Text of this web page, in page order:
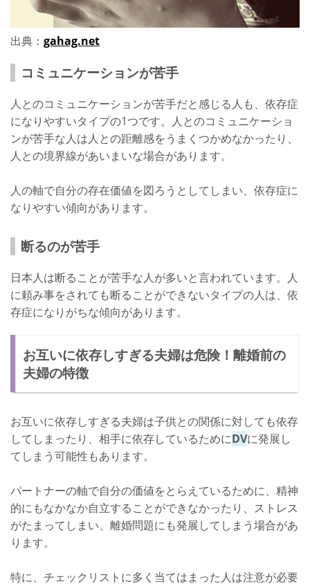
出典： gahag.net
コミュニケーションが苦手
人とのコミュニケーションが苦手だと感じる人も、依存症
になりやすいタイプの1つです。人とのコミュニケーショ
ンが苦手な人は人との距離感をうまくつかめなかったり、
人との境界線があいまいな場合があります。
人の軸で自分の存在価値を図ろうとしてしまい、依存症に
なりやすい傾向があります。
断るのが苦手
日本人は断ることが苦手な人が多いと言われています。人
に頼み事をされても断ることができないタイプの人は、依
存症になりがちな傾向があります。
お互いに依存しすぎる夫婦は危険！離婚前の
夫婦の特徴
お互いに依存しすぎる夫婦は子供との関係に対しても依存
してしまったり、相手に依存しているためにDVに発展し
てしまう可能性もあります。
パートナーの軸で自分の価値をとらえているために、精神
的にもなかなか自立することができなかったり、ストレス
がたまってしまい、離婚問題にも発展してしまう場合があ
ります。
特に、チェックリストに多く当てはまった人は注意が必要